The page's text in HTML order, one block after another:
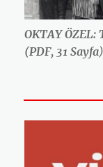
OKTAY ÖZEL:
(PDF, 31 Sayfa)